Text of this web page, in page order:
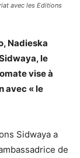
avec les Editions
Nadieska
le
vise à
avec « le
Sidwaya a
de